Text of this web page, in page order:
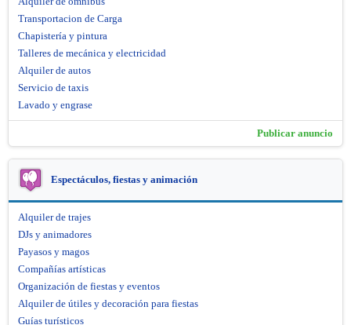
Transportacion de Carga
Chapistería y pintura
Talleres de mecánica y electricidad
Alquiler de autos
Servicio de taxis
Lavado y engrase
Publicar anuncio
Espectáculos, fiestas y animación
Alquiler de trajes
DJs y animadores
Payasos y magos
Compañías artísticas
Organización de fiestas y eventos
Alquiler de útiles y decoración para fiestas
Guías turísticos